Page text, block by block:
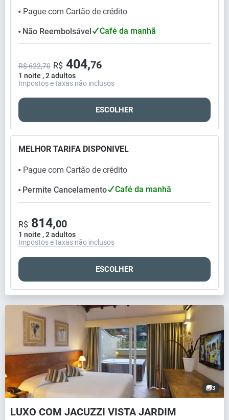
⬤ Pague com Cartão de crédito
⬤ Não Reembolsável Café da manhã
1 noite , 2 adultos
R$ 622,70 R$ 404,76
Impostos e taxas não inclusos
ESCOLHER
MELHOR TARIFA DISPONIVEL
⬤ Pague com Cartão de crédito
⬤ Permite Cancelamento Café da manhã
1 noite , 2 adultos
R$ 814,00
Impostos e taxas não inclusos
ESCOLHER
3
LUXO COM JACUZZI VISTA JARDIM